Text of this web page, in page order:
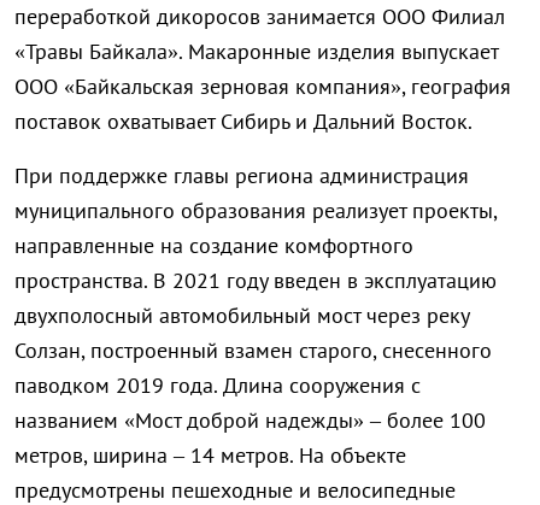
переработкой дикоросов занимается ООО Филиал
«Травы Байкала». Макаронные изделия выпускает
ООО «Байкальская зерновая компания», география
поставок охватывает Сибирь и Дальний Восток.
При поддержке главы региона администрация
муниципального образования реализует проекты,
направленные на создание комфортного
пространства. В 2021 году введен в эксплуатацию
двухполосный автомобильный мост через реку
Солзан, построенный взамен старого, снесенного
паводком 2019 года. Длина сооружения с
названием «Мост доброй надежды» – более 100
метров, ширина – 14 метров. На объекте
предусмотрены пешеходные и велосипедные